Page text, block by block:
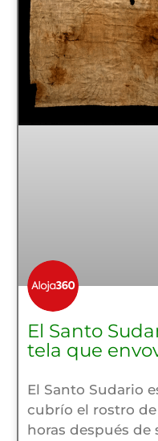
El Santo
tela que
El Santo Sudario
cubrío el rostro
horas después de